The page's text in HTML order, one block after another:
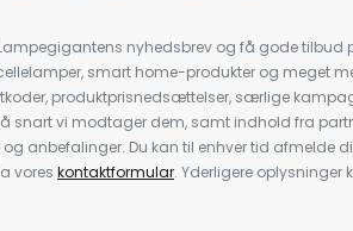
nyhedsbrev og få gode tilbud
smart home-produkter og meget
produktprisnedsættelser, særlige
snart vi modtager dem, samt indhold fra
anbefalinger. Du kan til enhver tid afmelde
vores kontaktformular. Yderligere oplysninger